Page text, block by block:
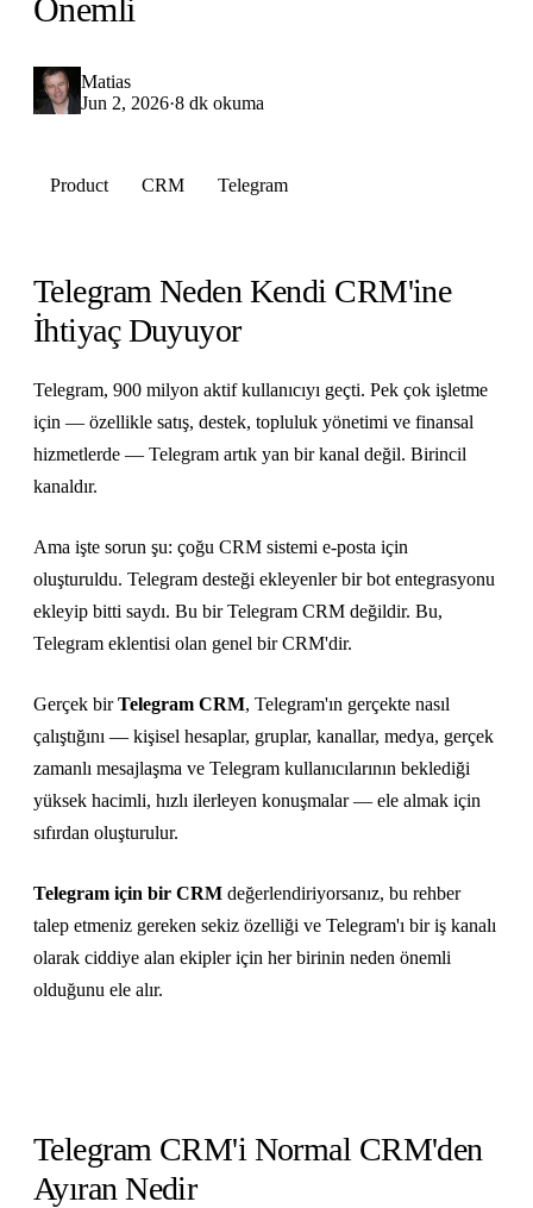
Önemli
Matias
Jun 2, 2026·8 dk okuma
Product CRM Telegram
Telegram Neden Kendi CRM'ine
İhtiyaç Duyuyor
Telegram, 900 milyon aktif kullanıcıyı geçti. Pek çok işletme
için — özellikle satış, destek, topluluk yönetimi ve finansal
hizmetlerde — Telegram artık yan bir kanal değil. Birincil
kanaldır.
Ama işte sorun şu: çoğu CRM sistemi e-posta için
oluşturuldu. Telegram desteği ekleyenler bir bot entegrasyonu
ekleyip bitti saydı. Bu bir Telegram CRM değildir. Bu,
Telegram eklentisi olan genel bir CRM'dir.
Gerçek birTelegram CRM, Telegram'ın gerçekte nasıl
çalıştığını — kişisel hesaplar, gruplar, kanallar, medya, gerçek
zamanlı mesajlaşma ve Telegram kullanıcılarının beklediği
yüksek hacimli, hızlı ilerleyen konuşmalar — ele almak için
sıfırdan oluşturulur.
Telegram için bir CRM değerlendiriyorsanız, bu rehber
talep etmeniz gereken sekiz özelliği ve Telegram'ı bir iş kanalı
olarak ciddiye alan ekipler için her birinin neden önemli
olduğunu ele alır.
Telegram CRM'i Normal CRM'den
Ayıran Nedir